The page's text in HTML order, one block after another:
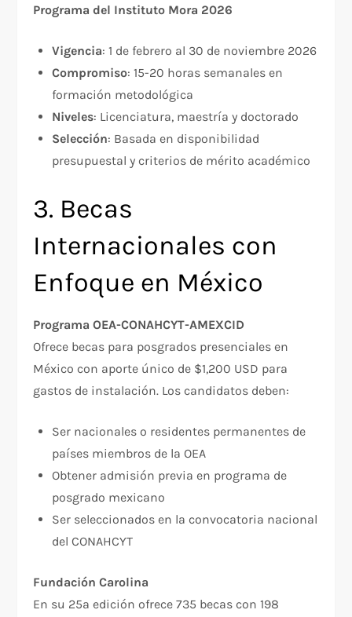
Programa del Instituto Mora 2026
Vigencia: 1 de febrero al 30 de noviembre 2026​
Compromiso: 15-20 horas semanales en
formación metodológica
Niveles: Licenciatura, maestría y doctorado
Selección: Basada en disponibilidad
presupuestal y criterios de mérito académico​
3. Becas
Internacionales con
Enfoque en México
Programa OEA-CONAHCYT-AMEXCID
Ofrece becas para posgrados presenciales en
México con aporte único de $1,200 USD para
gastos de instalación. Los candidatos deben:​
Ser nacionales o residentes permanentes de
países miembros de la OEA
Obtener admisión previa en programa de
posgrado mexicano
Ser seleccionados en la convocatoria nacional
del CONAHCYT
Fundación Carolina
En su 25ª edición ofrece 735 becas con 198